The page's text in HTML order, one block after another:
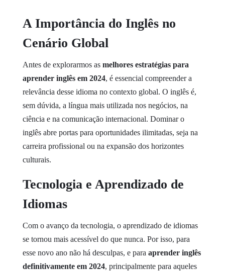
A Importância do Inglês no
Cenário Global
Antes de explorarmos as melhores estratégias para
aprender inglês em 2024, é essencial compreender a
relevância desse idioma no contexto global. O inglês é,
sem dúvida, a língua mais utilizada nos negócios, na
ciência e na comunicação internacional. Dominar o
inglês abre portas para oportunidades ilimitadas, seja na
carreira profissional ou na expansão dos horizontes
culturais.
Tecnologia e Aprendizado de
Idiomas
Com o avanço da tecnologia, o aprendizado de idiomas
se tornou mais acessível do que nunca. Por isso, para
esse novo ano não há desculpas, e para aprender inglês
definitivamente em 2024, principalmente para aqueles